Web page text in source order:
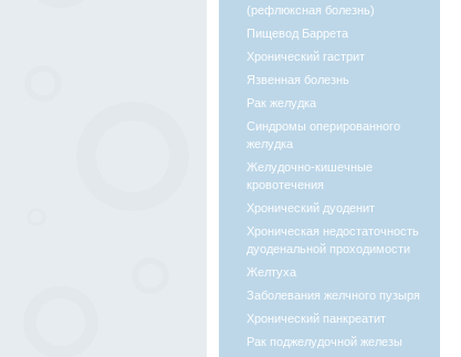
(рефлюксная болезнь)
Пищевод Баррета
Хронический гастрит
Язвенная болезнь
Рак желудка
Синдромы оперированного
желудка
Желудочно-кишечные
кровотечения
Хронический дуоденит
Хроническая недостаточность
дуоденальной проходимости
Желтуха
Заболевания желчного пузыря
Хронический панкреатит
Рак поджелудочной железы